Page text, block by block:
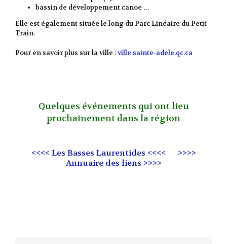
bassin de développement canoe …
Elle est également située le long du Parc Linéaire du Petit
Train.
Pour en savoir plus sur la ville :ville.sainte-adele.qc.ca
Quelques événements qui ont lieu
prochainement dans la région
<<<< Les Basses Laurentides <<<<
>>>>
Annuaire des liens >>>>